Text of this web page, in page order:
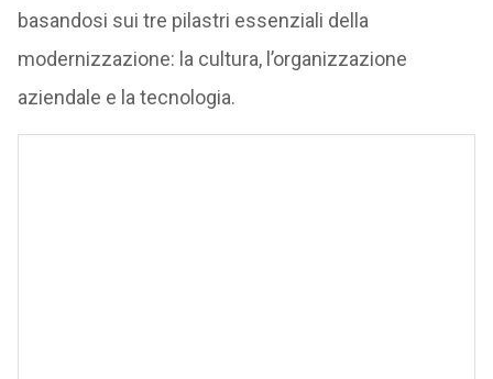
basandosi sui tre pilastri essenziali della
modernizzazione: la cultura, l’organizzazione
aziendale e la tecnologia.